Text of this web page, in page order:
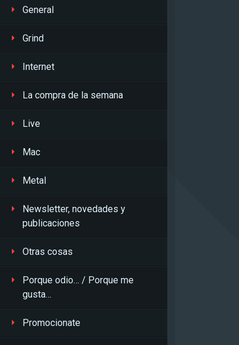
General
Grind
Internet
La compra de la semana
Live
Mac
Metal
Newsletter, novedades y
publicaciones
Otras cosas
Porque odio… / Porque me
gusta…
Promocionate